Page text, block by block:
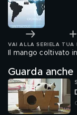
VAI ALLA SERIE LA TUA
Il mango coltivato
Guarda anche